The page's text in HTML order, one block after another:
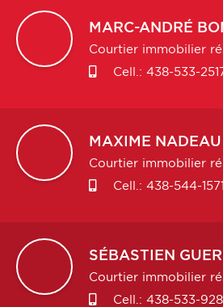
MARC-ANDRÉ
Courtier immobilier
Cell.: 438-533-
MAXIME
Courtier immobilier
Cell.: 438-544-1571
SÉBASTIEN
Courtier immobilier
Cell.: 438-533-